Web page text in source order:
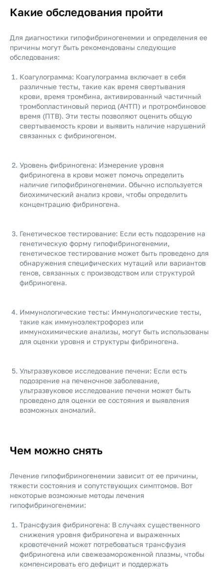
Какие обследования пройти
Для диагностики гипофибриногенемии и определения ее
причины могут быть рекомендованы следующие
обследования:
Коагулограмма: Коагулограмма включает в себя
различные тесты, такие как время свертывания
крови, время тромбина, активированный частичный
тромбопластиновый период (АЧТП) и протромбиновое
время (ПТВ). Эти тесты позволяют оценить общую
свертываемость крови и выявить наличие нарушений
связанных с фибриногеном.
Уровень фибриногена: Измерение уровня
фибриногена в крови может помочь определить
наличие гипофибриногенемии. Обычно используется
биохимический анализ крови, чтобы определить
концентрацию фибриногена.
Генетическое тестирование: Если есть подозрение на
генетическую форму гипофибриногенемии,
генетическое тестирование может быть проведено для
обнаружения специфических мутаций или вариантов
генов, связанных с производством или структурой
фибриногена.
Иммунологические тесты: Иммунологические тесты,
такие как иммуноэлектрофорез или
иммунохимические анализы, могут быть использованы
для оценки уровня и структуры фибриногена.
Ультразвуковое исследование печени: Если есть
подозрение на печеночное заболевание,
ультразвуковое исследование печени может быть
проведено для оценки ее состояния и выявления
возможных аномалий.
Чем можно снять
Лечение гипофибриногенемии зависит от ее причины,
тяжести состояния и сопутствующих симптомов. Вот
некоторые возможные методы лечения
гипофибриногенемии:
Трансфузия фибриногена: В случаях существенного
снижения уровня фибриногена и выраженных
кровотечений может потребоваться трансфузия
фибриногена или свежезамороженной плазмы, чтобы
компенсировать его дефицит и поддержать